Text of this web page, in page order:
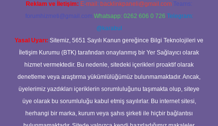
Reklam ve İletişim: E-mail: backlinkpaneli@gmail.com Teams:
forumhizmeti@gmail.com Whatsapp: 0262 606 0 726 Telegram:
@karabul
Yasal Uyarı: Sitemiz, 5651 Sayılı Kanun gereğince Bilgi Teknolojileri ve
İletişim Kurumu (BTK) tarafından onaylanmış bir Yer Sağlayıcı olarak
hizmet vermektedir. Bu nedenle, sitedeki içerikleri proaktif olarak
denetleme veya araştırma yükümlülüğümüz bulunmamaktadır. Ancak,
üyelerimiz yazdıkları içeriklerin sorumluluğunu taşımakta olup, siteye
üye olarak bu sorumluluğu kabul etmiş sayılırlar. Bu internet sitesi,
herhangi bir marka, kurum veya şahıs şirketi ile hiçbir bağlantısı